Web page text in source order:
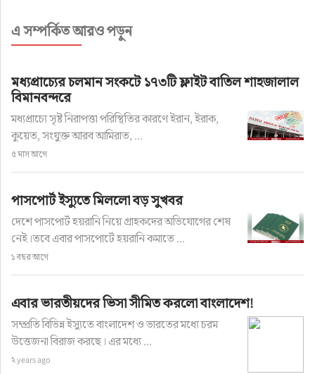
এ সম্পর্কিত আরও পড়ুন
মধ্যপ্রাচ্যের চলমান সংকটে ১৭৩টি ফ্লাইট বাতিল শাহজালাল
বিমানবন্দরে
মধ্যপ্রাচ্যে সৃষ্ট নিরাপত্তা পরিস্থিতির কারণে ইরান, ইরাক,
কুয়েত, সংযুক্ত আরব আমিরাত, ...
৫ মাস আগে
পাসপোর্ট ইস্যুতে মিললো বড় সুখবর
দেশে পাসপোর্ট হয়রানি নিয়ে গ্রাহকদের অভিযোগের শেষ
নেই।তবে এবার পাসপোর্টে হয়রানি কমাতে ...
১ বছর আগে
এবার ভারতীয়দের ভিসা সীমিত করলো বাংলাদেশ!
সম্প্রতি বিভিন্ন ইস্যুতে বাংলাদেশ ও ভারতের মধ্যে চরম
উত্তেজনা বিরাজ করছে। এর মধ্যে ...
২ years ago